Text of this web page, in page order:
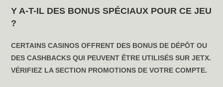
Y A-T-IL DES BONUS SPÉCIAUX POUR CE JEU
?
CERTAINS CASINOS OFFRENT DES BONUS DE DÉPÔT OU
DES CASHBACKS QUI PEUVENT ÊTRE UTILISÉS SUR JETX.
VÉRIFIEZ LA SECTION PROMOTIONS DE VOTRE COMPTE.